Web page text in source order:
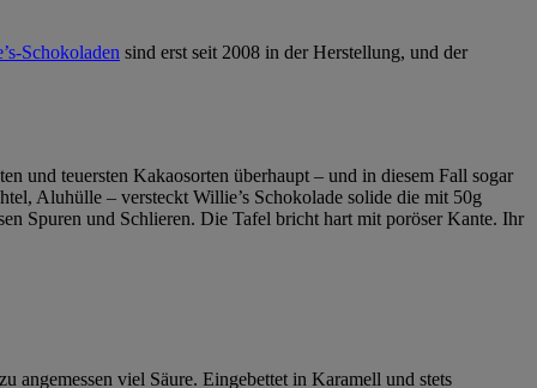
Schokoladen sind erst seit 2008 in der Herstellung, und der
und teuersten Kakaosorten überhaupt – und in diesem Fall sogar
Aluhülle – versteckt Willie’s Schokolade solide die mit 50g
Spuren und Schlieren. Die Tafel bricht hart mit poröser Kante. Ihr
angemessen viel Säure. Eingebettet in Karamell und stets